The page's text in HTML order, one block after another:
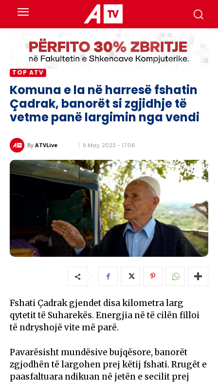
TOP ATV
Komuna e la në harresë fshatin
Çadrak, banorët si zgjidhje të
vetme panë largimin nga vendi
By ATVLive 9 May, 2023 - 17:06
Fshati Çadrak gjendet disa kilometra larg
qytetit të Suharekës. Energjia në të cilën filloi
të ndryshojë vite më parë.
Pavarësisht mundësive bujqësore, banorët
zgjodhën të largohen prej këtij fshati. Rrugët e
paasfaltuara ndikuan në jetën e secilit prej